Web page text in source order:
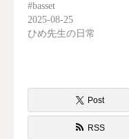
#basset
2025-08-25
ひめ先生の日常
Post
RSS